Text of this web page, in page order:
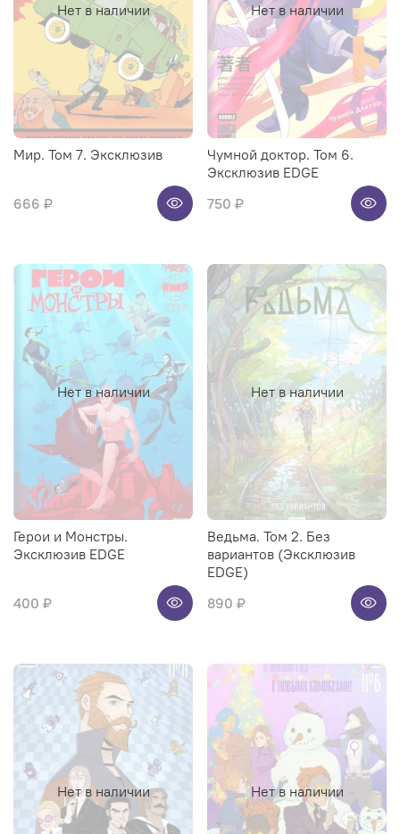
Нет в наличии
Мир. Том 7. Эксклюзив
666 ₽
Нет в наличии
Чумной доктор. Том 6.
Эксклюзив EDGE
750 ₽
Нет в наличии
Герои и Монстры.
Эксклюзив EDGE
400 ₽
Нет в наличии
Ведьма. Том 2. Без
вариантов (Эксклюзив
EDGE)
890 ₽
Нет в наличии Нет в наличии